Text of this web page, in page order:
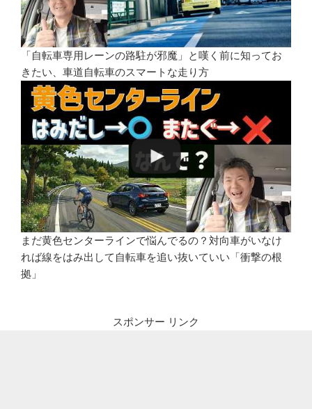
「自転車専用レーンの路駐が邪魔」と嘆く前に知ってお
きたい、車道自転車のスマートな走り方
まだ黄色センターラインで悩んでるの？対向車がいなけ
れば線をはみ出して自転車を追い抜いていい「衝撃の根
拠」
スポンサー リンク